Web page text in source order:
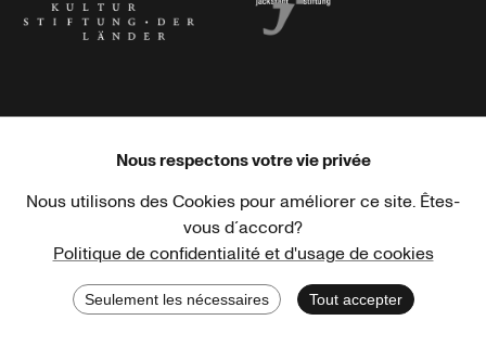
Haus der Kulturen der Welt Goethe-Institut
Nous respectons votre vie privée
Nous utilisons des Cookies pour améliorer ce site. Êtes-
vous d´accord?
Politique de confidentialité et d'usage de cookies
Seulement les nécessaires Tout accepter